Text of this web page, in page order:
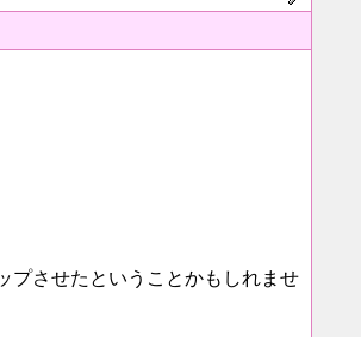
プさせたということかもしれませ